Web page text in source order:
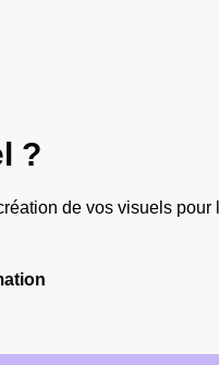
?
de vos visuels pour